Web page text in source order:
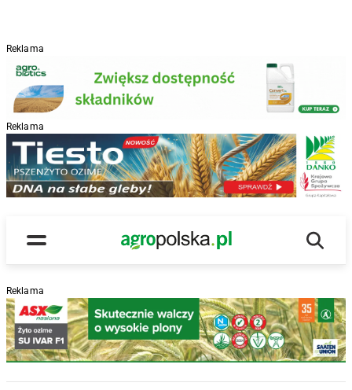
Reklama
Reklama
Menu
Main Logo
Reklama